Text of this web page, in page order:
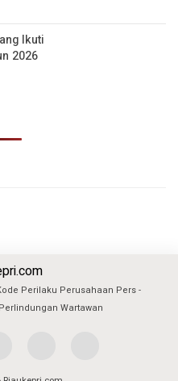
Ikuti
2026
Perilaku Perusahaan Pers
Perlindungan Wartawan